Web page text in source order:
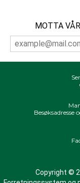
MOTTA
Besøksadresse
Copyright ©